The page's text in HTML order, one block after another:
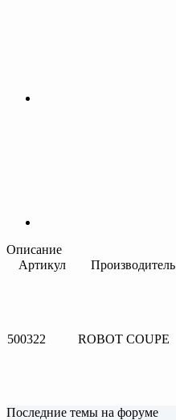
Описание
Артикул
Производитель
500322 ROBOT COUPE
Последние темы на форуме